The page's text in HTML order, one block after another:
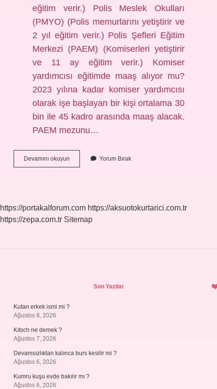
eğitim verir.) Polis Meslek Okulları
(PMYO) (Polis memurlarını yetiştirir ve
2 yıl eğitim verir.) Polis Şefleri Eğitim
Merkezi (PAEM) (Komiserleri yetiştirir
ve 11 ay eğitim verir.) Komiser
yardımcısı eğitimde maaş alıyor mu?
2023 yılına kadar komiser yardımcısı
olarak işe başlayan bir kişi ortalama 30
bin ile 45 kadro arasında maaş alacak.
PAEM mezunu…
Devamını okuyun
Öğrencileri
Yorum Bırak
https://portakalforum.com https://aksuotokurtarici.com.tr
https://zepa.com.tr Sitemap
Son Yazılar
Kutan erkek ismi mi ?
Ağustos 8, 2026
Kıtsch ne demek ?
Ağustos 7, 2026
Devamsızlıktan kalınca burs kesilir mi ?
Ağustos 6, 2026
Kumru kuşu evde bakılır mı ?
Ağustos 6, 2026